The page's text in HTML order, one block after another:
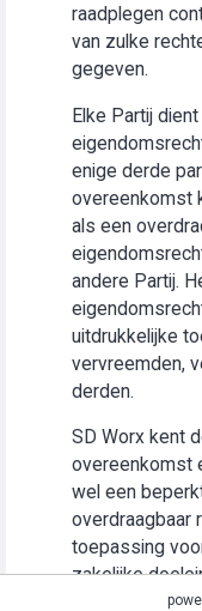
raadplegen
van zulke
gegeven.
Elke Partij
enige derde
overeenkomst
als een
andere Partij.
uitdrukkelijke
vervreemden,
derden.
SD Worx kent
overeenkomst
wel een
overdraagbaar
toepassing
zakelijke